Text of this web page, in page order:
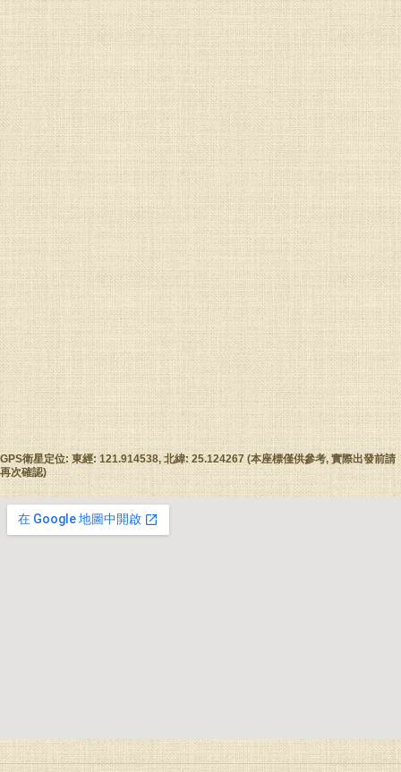
GPS衛星定位: 東經: 121.914538, 北緯: 25.124267 (本座標僅供參考, 實際出發前請
再次確認)